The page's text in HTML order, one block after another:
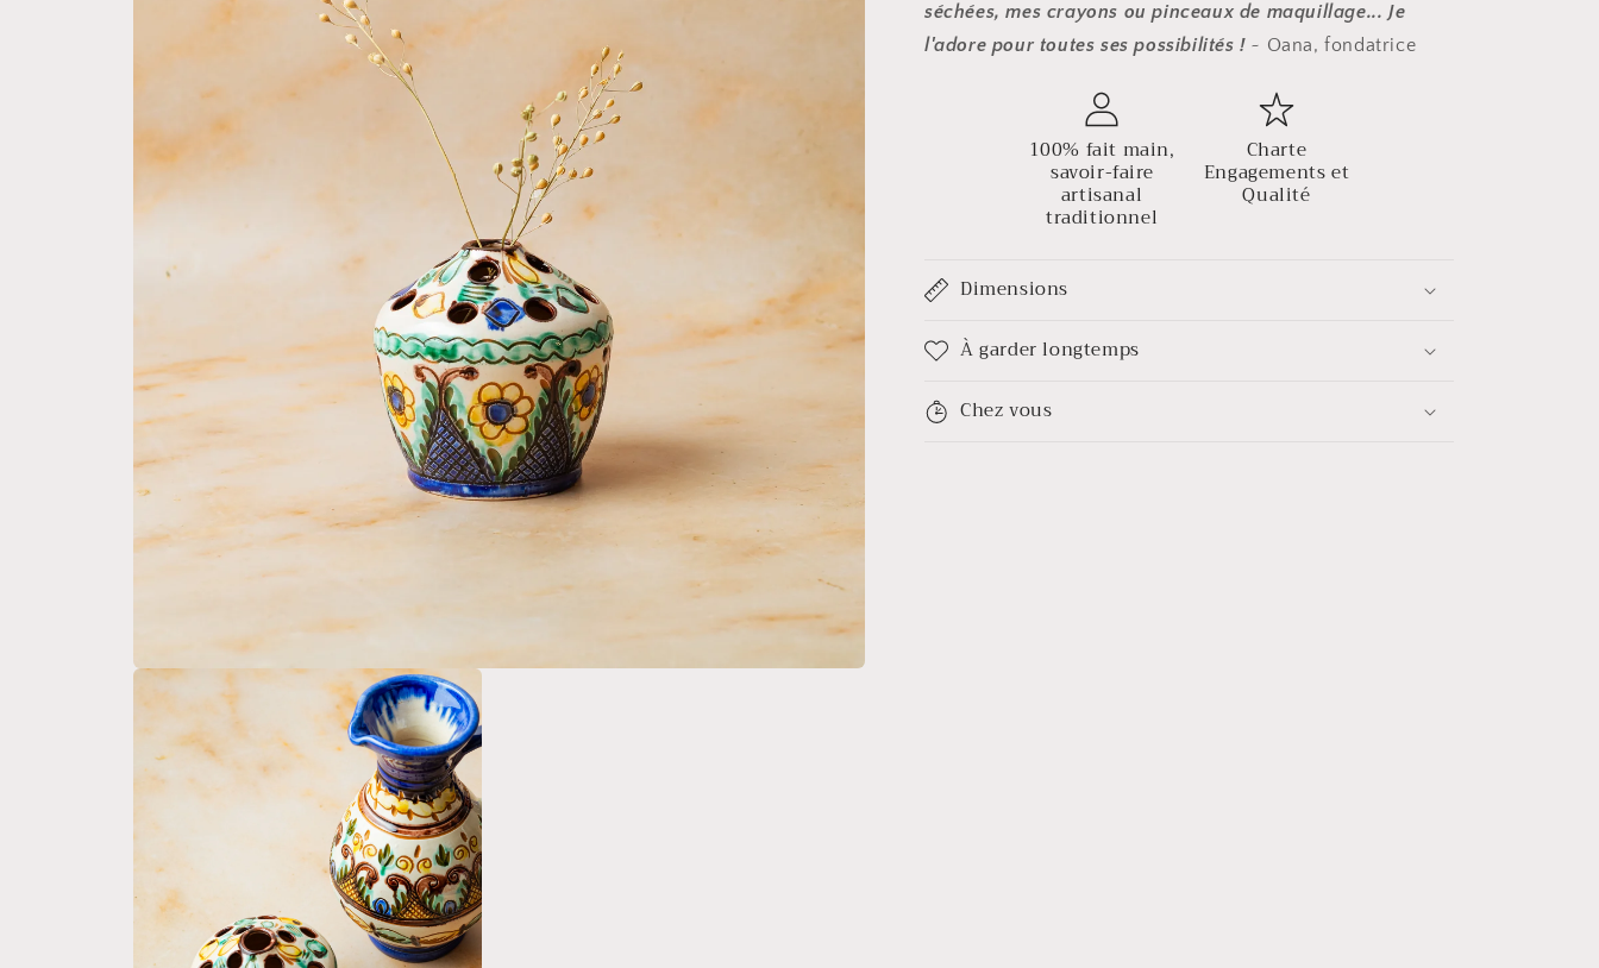
séchées, mes crayons ou pinceaux de maquillage... Je
l'adore pour toutes ses possibilités ! ~ Oana, fondatrice
100% fait main,
savoir-faire
artisanal
traditionnel
Charte
Engagements et
Qualité
Dimensions
À garder longtemps
Chez vous